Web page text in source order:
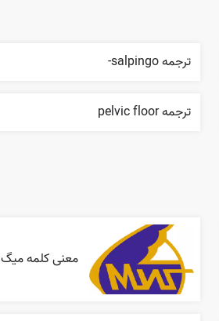
ترجمه salpingo-
ترجمه pelvic floor
معنی کلمه میگ